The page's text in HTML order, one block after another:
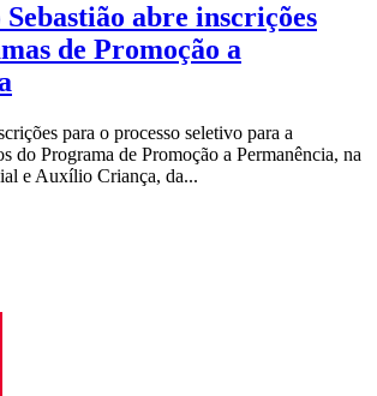
Sebastião abre inscrições
de Promoção a
para o processo seletivo para a
do Programa de Promoção a Permanência, na
e Auxílio Criança, da...